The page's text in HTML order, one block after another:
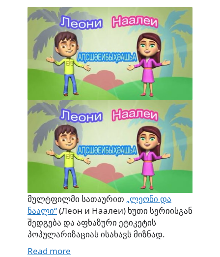
მულტფილმი სათაურით „ლეონი და
ნაალი“(Леон и Наалеи) ხუთი სერიისგან
შედგება და აფხაზური ეტიკეტის
პოპულარიზაციას ისახავს მიზნად.
Read more